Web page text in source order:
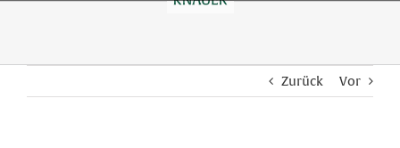
Zurück Vor